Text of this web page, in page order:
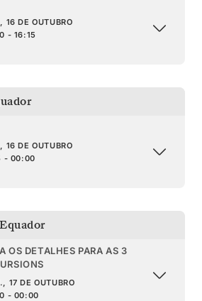
16 DE OUTUBRO
- 16:15
16 DE OUTUBRO
- 00:00
Equador
OS DETALHES PARA AS 3
17 DE OUTUBRO
- 00:00